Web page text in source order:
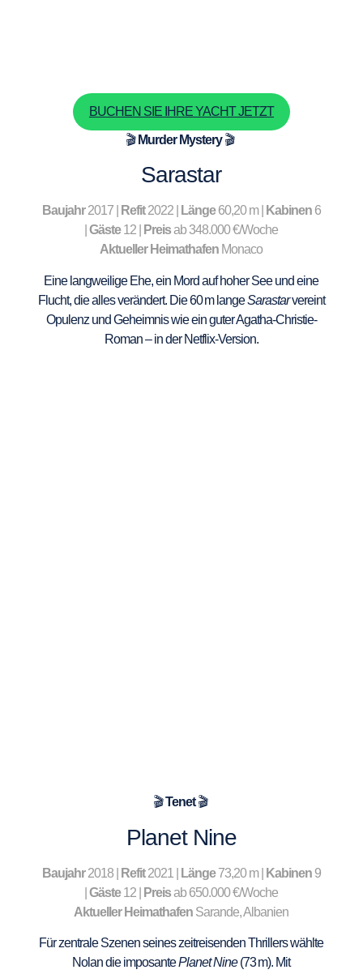
BUCHEN SIE IHRE YACHT JETZT
🎬 Murder Mystery🎬
Sarastar
Baujahr2017 | Refit2022 | Länge60,20 m | Kabinen6
|Gäste12 | Preisab 348.000 €/Woche
Aktueller Heimathafen Monaco
Eine langweilige Ehe, ein Mord auf hoher See und eine
Flucht, die alles verändert. Die 60 m langeSarastarvereint
Opulenz und Geheimnis wie ein guter Agatha-Christie-
Roman – in der Netflix-Version.
🎬Tenet🎬
Planet Nine
Baujahr2018 | Refit2021 | Länge73,20 m | Kabinen9
|Gäste12 | Preisab 650.000 €/Woche
Aktueller Heimathafen Sarande, Albanien
Für zentrale Szenen seines zeitreisenden Thrillers wählte
Nolan die imposantePlanet Nine(73 m). Mit